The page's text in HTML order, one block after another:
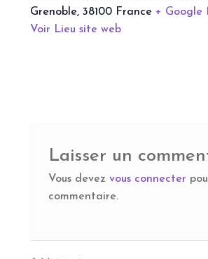
Grenoble, 38100 France + Google
Voir Lieu site web
Laisser un
Vous devez vous connecter
commentaire.